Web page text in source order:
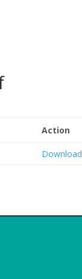
Action
Download